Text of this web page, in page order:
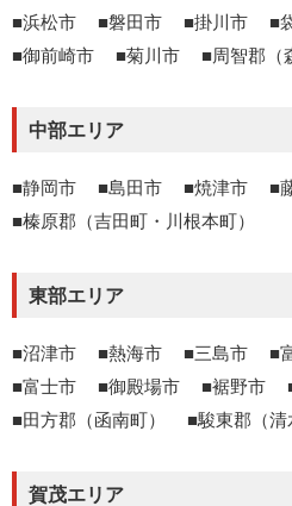
浜松市 磐田市 掛川市
御前崎市
菊川市 周智郡（
中部エリア
静岡市 島田市 焼津市
榛原郡（吉田町・川根本町）
東部エリア
沼津市 熱海市 三島市
富士市
御殿場市 裾野市
田方郡（函南町）
駿東郡（清
賀茂エリア